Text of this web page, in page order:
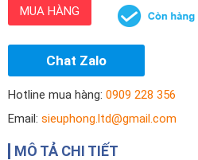
MUA HÀNG
Chat Zalo
Hotline mua hàng: 0909 228 356
Email: sieuphong.ltd@gmail.com
MÔ TẢ CHI TIẾT